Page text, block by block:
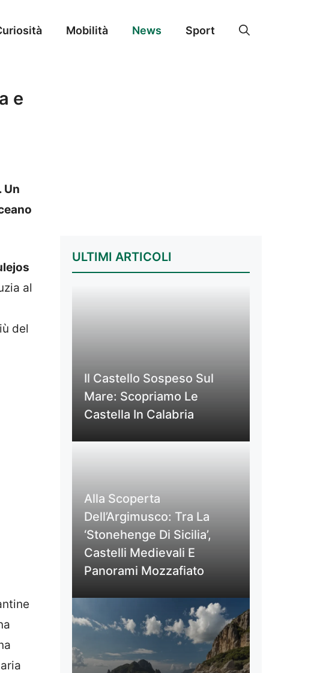
Mobilità News Sport
e
Un
al
del
ULTIMI ARTICOLI
Il Castello Sospeso Sul
Mare: Scopriamo Le
Castella In Calabria
Alla Scoperta
Dell’Argimusco: Tra La
‘Stonehenge Di Sicilia’,
Castelli Medievali E
Panorami Mozzafiato